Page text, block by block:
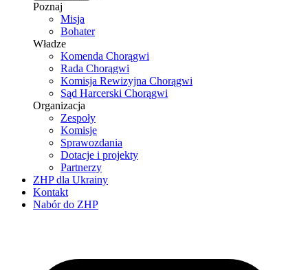
Poznaj
Misja
Bohater
Władze
Komenda Chorągwi
Rada Chorągwi
Komisja Rewizyjna Chorągwi
Sąd Harcerski Chorągwi
Organizacja
Zespoły
Komisje
Sprawozdania
Dotacje i projekty
Partnerzy
ZHP dla Ukrainy
Kontakt
Nabór do ZHP